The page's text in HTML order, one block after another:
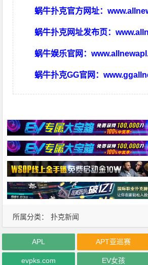
蜗牛扑克官方网址：
蜗牛扑克网址发布页：
蜗牛娱乐官网：
蜗牛扑克GG官网：
所属分类： 扑克新闻
APL APT亚巡赛
evpks.com EV女孩